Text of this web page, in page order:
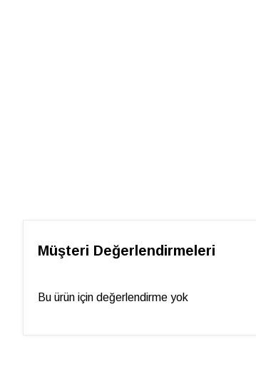
Müşteri Değerlendirmeleri
Bu ürün için değerlendirme yok